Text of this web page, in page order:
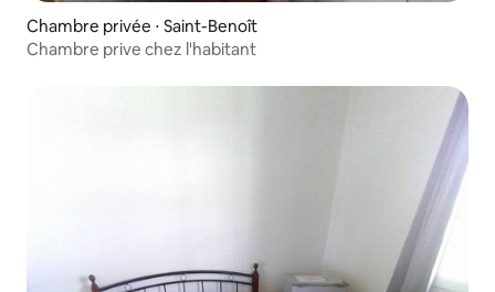
Chambre privée ⋅ Saint-Benoît
Chambre prive chez l'habitant